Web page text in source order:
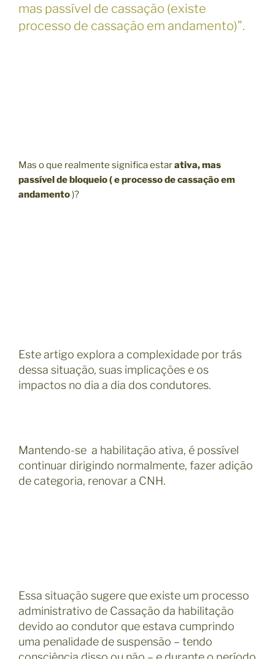
mas passível de cassação (existe
processo de cassação em andamento)”.
Mas o que realmente significa estarativa, mas
passível de bloqueio ( e processo de cassação em
andamento)?
Este artigo explora a complexidade por trás
dessa situação, suas implicações e os
impactos no dia a dia dos condutores.
Mantendo-se a habilitação ativa, é possível
continuar dirigindo normalmente, fazer adição
de categoria, renovar a CNH.
Essa situação sugere que existe um processo
administrativo de Cassação da habilitação
devido ao condutor que estava cumprindo
uma penalidade de suspensão – tendo